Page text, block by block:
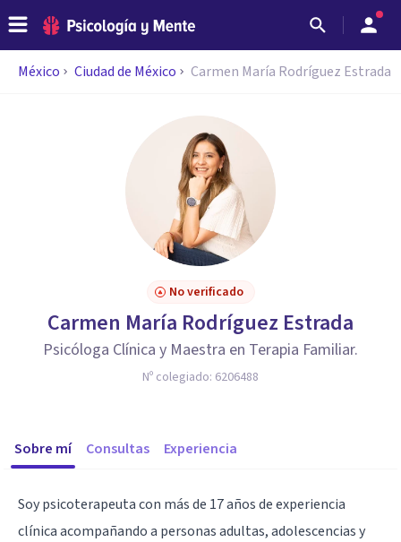
México Ciudad de México Carmen María Rodríguez Estrada
No verificado
Carmen María Rodríguez Estrada
Psicóloga Clínica y Maestra en Terapia Familiar.
Nº colegiado: 6206488
Sobre mí Consultas Experiencia
Soy psicoterapeuta con más de 17 años de experiencia
clínica acompañando a personas adultas, adolescencias y